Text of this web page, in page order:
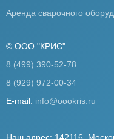
Аренда сварочного
© ООО "КРИС"
8 (499) 390-52-78
8 (929) 972-00-34
E-mail: info@oookris.ru